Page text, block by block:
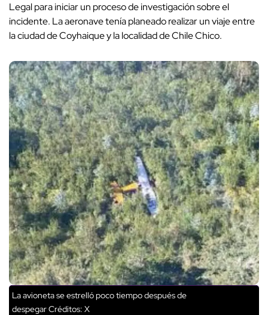
Legal para iniciar un proceso de investigación sobre el
incidente. La aeronave tenía planeado realizar un viaje entre
la ciudad de Coyhaique y la localidad de Chile Chico.
La avioneta se estrelló poco tiempo después de
despegarCréditos: X